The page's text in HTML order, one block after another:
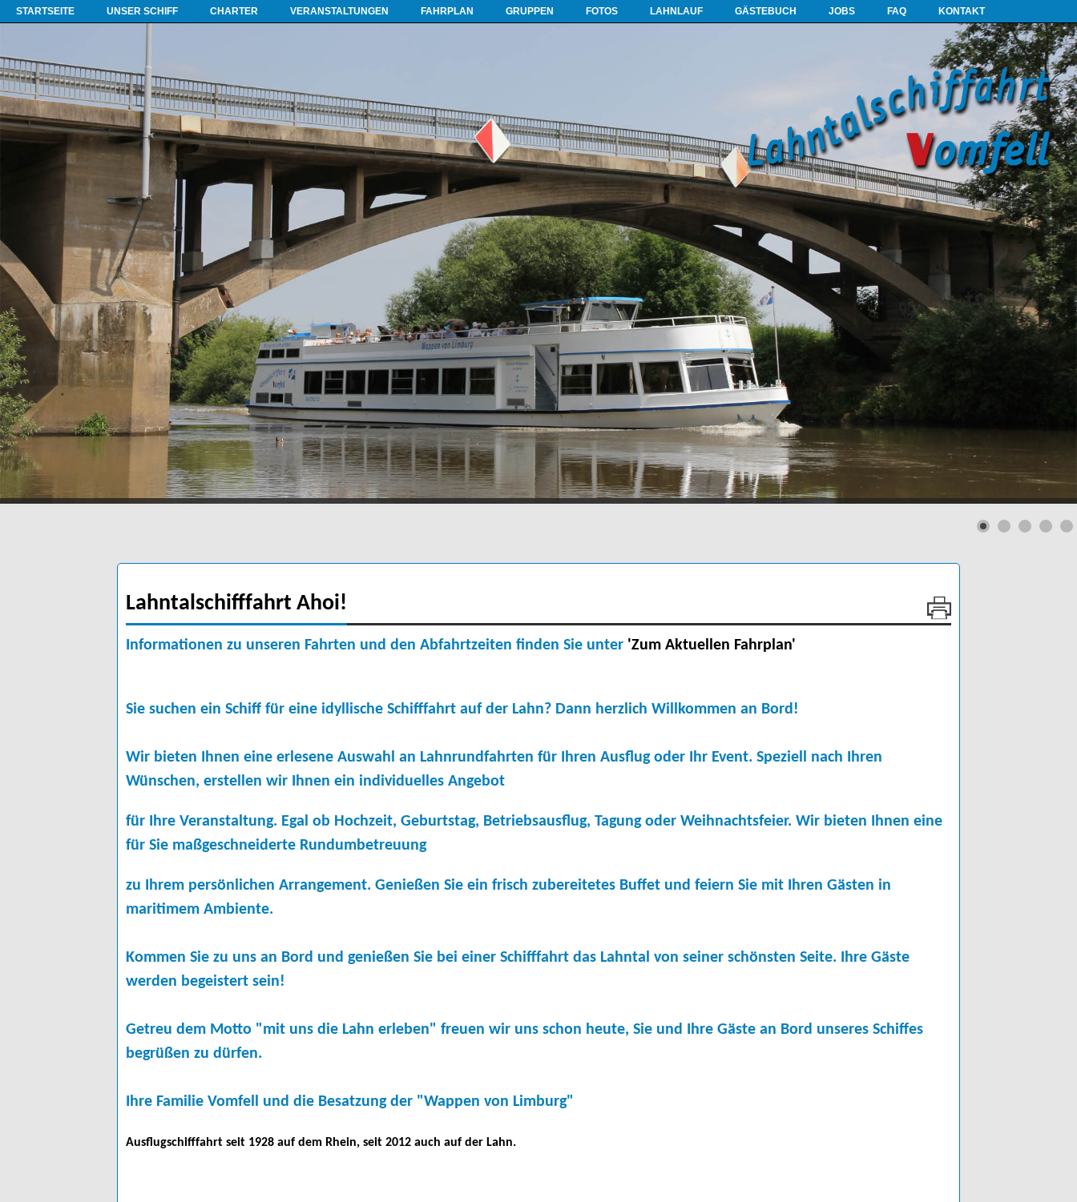
STARTSEITE UNSER SCHIFF CHARTER VERANSTALTUNGEN FAHRPLAN GRUPPEN FOTOS LAHNLAUF GÄSTEBUCH JOBS FAQ KONTAKT
Lahntalschifffahrt Ahoi!
Informationen zu unseren Fahrten und den Abfahrtzeiten finden Sie unter 'Zum Aktuellen Fahrplan'
Sie suchen ein Schiff für eine idyllische Schifffahrt auf der Lahn? Dann herzlich Willkommen an Bord!
Wir bieten Ihnen eine erlesene Auswahl an Lahnrundfahrten für Ihren Ausflug oder Ihr Event. Speziell nach Ihren
Wünschen, erstellen wir Ihnen ein individuelles Angebot
für Ihre Veranstaltung. Egal ob Hochzeit, Geburtstag, Betriebsausflug, Tagung oder Weihnachtsfeier. Wir bieten Ihnen eine
für Sie maßgeschneiderte Rundumbetreuung
zu Ihrem persönlichen Arrangement. Genießen Sie ein frisch zubereitetes Buffet und feiern Sie mit Ihren Gästen in
maritimem Ambiente.
Kommen Sie zu uns an Bord und genießen Sie bei einer Schifffahrt das Lahntal von seiner schönsten Seite. Ihre Gäste
werden begeistert sein!
Getreu dem Motto "mit uns die Lahn erleben" freuen wir uns schon heute, Sie und Ihre Gäste an Bord unseres Schiffes
begrüßen zu dürfen.
Ihre Familie Vomfell und die Besatzung der "Wappen von Limburg"
Ausflugschifffahrt seit 1928 auf dem Rhein, seit 2012 auch auf der Lahn.